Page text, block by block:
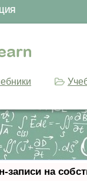
записи на